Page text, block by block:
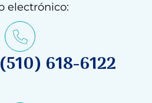
electrónico:
618-6122